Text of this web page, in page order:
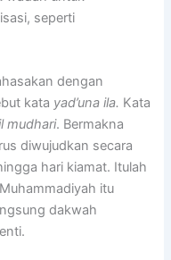
seperti
dengan
kata yad’una ila. Kata
mudhari. Bermakna
diwujudkan secara
hari kiamat. Itulah
itu
dakwah